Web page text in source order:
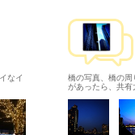
なイ
橋の写真、橋の
があったら、共有